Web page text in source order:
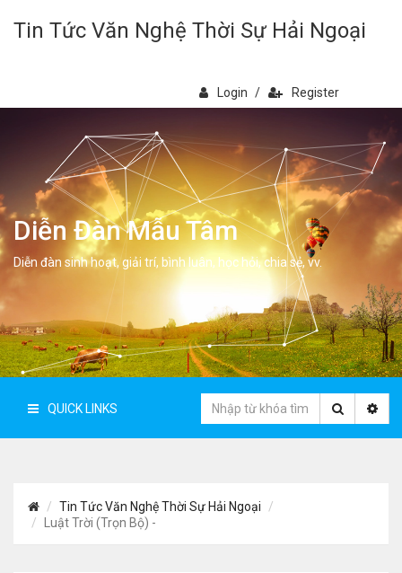
Tin Tức Văn Nghệ Thời Sự Hải Ngoại
Login / Register
Diễn Đàn Mẫu Tâm
Diễn đàn sinh hoạt, giải trí, bình luân, học hỏi, chia sẻ, vv.
QUICK LINKS
Tin Tức Văn Nghệ Thời Sự Hải Ngoại
Luật Trời (Trọn Bộ) -